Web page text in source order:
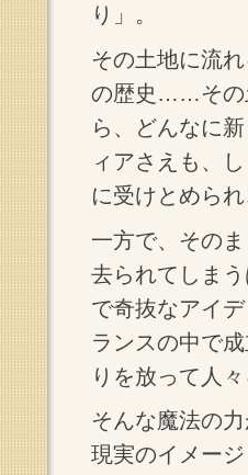
り」。
その土地に流
の歴史……その
ら、どんなに
ィアさえも、
に受けとめら
一方で、その
去られてしま
で奇抜なアイ
ランスの中で
りを放って人
そんな魔法の
現実のイメー